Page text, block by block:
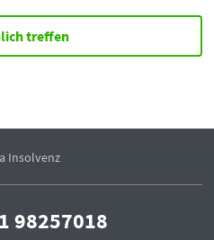
treffen
Insolvenz
98257018